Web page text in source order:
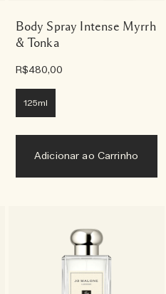
Body Spray Intense Myrrh
& Tonka
R$480,00
125ml
Adicionar ao Carrinho